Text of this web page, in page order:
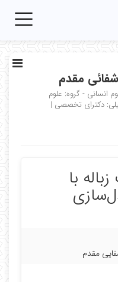
شفائی مقدم
انسانی - گروه: علوم
دکترای تخصصی |
با
مقدم